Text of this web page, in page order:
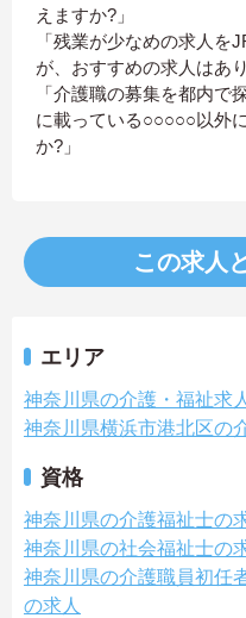
えますか?」
「残業が少なめの求人を
が、おすすめの求人はあ
「介護職の募集を都内で
に載っている○○○○○以外
か?」
この求人
エリア
神奈川県の介護・福祉求人
神奈川県横浜市港北区の
資格
神奈川県の介護福祉士の
神奈川県の社会福祉士の
神奈川県の介護職員初任
の求人